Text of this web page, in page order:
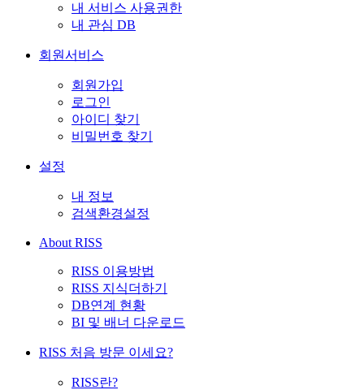
내 서비스 사용권한
내 관심 DB
회원서비스
회원가입
로그인
아이디 찾기
비밀번호 찾기
설정
내 정보
검색환경설정
About RISS
RISS 이용방법
RISS 지식더하기
DB연계 현황
BI 및 배너 다운로드
RISS 처음 방문 이세요?
RISS란?